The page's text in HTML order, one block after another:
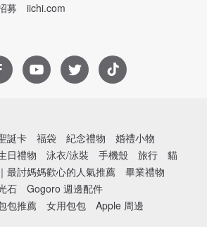
募 iichi.com
誕卡 福袋 紀念禮物
婚禮小物
日禮物 泳衣/泳裝 手機殼 旅行
貓
最討媽媽歡心的人氣推薦
畢業禮物
石
Gogoro 週邊配件
包推薦
女用包包
Apple 周邊